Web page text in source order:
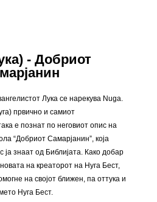
- Добриот
Лука се нарекува Nuga.
првично и самиот
е познат по неговиот опис на
“Добриот Самарјанин”, која
ја знаат од Библијата. Како добар
на креаторот на Нуга Бест,
на својот ближен, па оттука и
Нуга Бест.